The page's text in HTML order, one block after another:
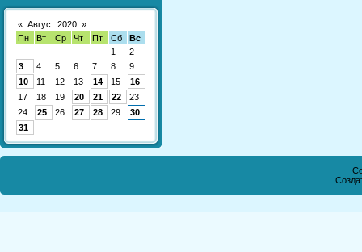
« Август 2020 »
Пн
Вт Ср Чт Пт Сб
Вс
1
2
3
4 5 6 7 8
9
10
11 12 13 14 15
16
17
18 19 20 21 22
23
24
25 26 27 28 29
30
31